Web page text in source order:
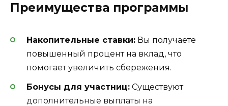
Преимущества программы
Накопительные ставки: Вы получаете
повышенный процент на вклад, что
помогает увеличить сбережения.
Бонусы для участниц: Существуют
дополнительные выплаты на